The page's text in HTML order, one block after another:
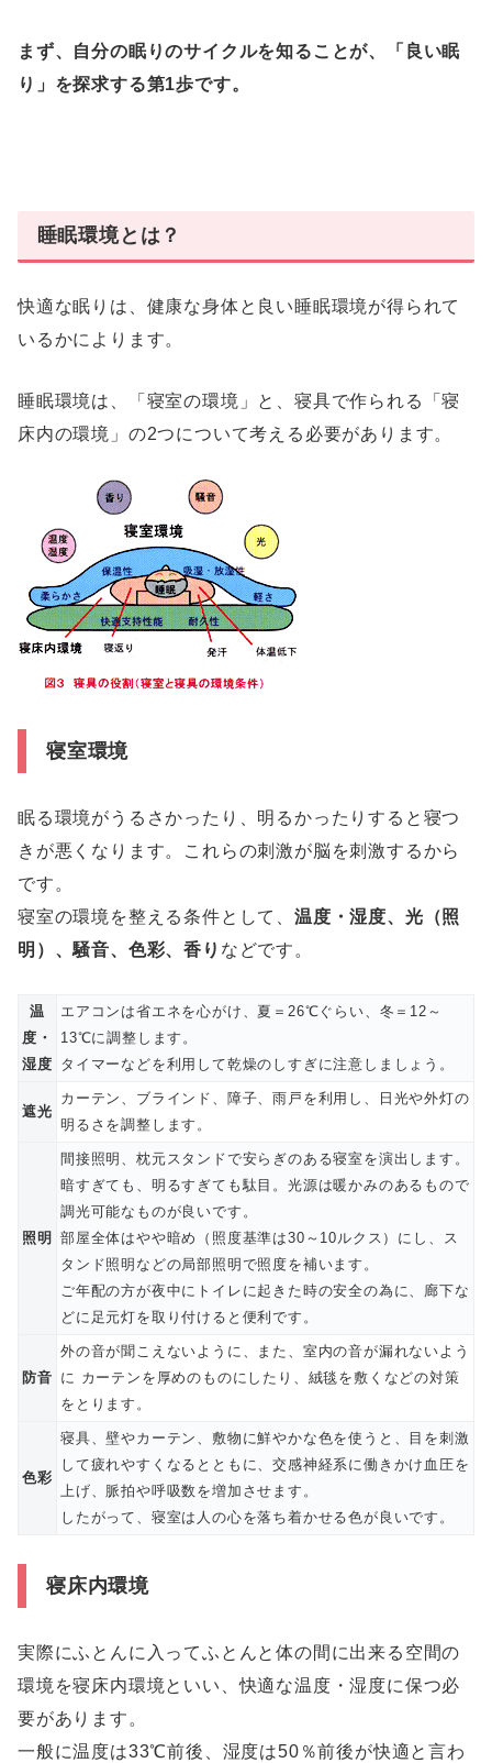
まず、自分の眠りのサイクルを知ることが、「良い眠
り」を探求する第1歩です。
睡眠環境とは？
快適な眠りは、健康な身体と良い睡眠環境が得られて
いるかによります。
睡眠環境は、「寝室の環境」と、寝具で作られる「寝
床内の環境」の2つについて考える必要があります。
寝室環境
眠る環境がうるさかったり、明るかったりすると寝つ
きが悪くなります。これらの刺激が脳を刺激するから
です。
寝室の環境を整える条件として、温度・湿度、光（照
明）、騒音、色彩、香り などです。
温
度・
湿度
エアコンは省エネを心がけ、夏＝26℃ぐらい、冬＝12～
13℃に調整します。
タイマーなどを利用して乾燥のしすぎに注意しましょう。
遮光
カーテン、ブラインド、障子、雨戸を利用し、日光や外灯の
明るさを調整します。
照明
間接照明、枕元スタンドで安らぎのある寝室を演出します。
暗すぎても、明るすぎても駄目。光源は暖かみのあるもので
調光可能なものが良いです。
部屋全体はやや暗め（照度基準は30～10ルクス）にし、ス
タンド照明などの局部照明で照度を補います。
ご年配の方が夜中にトイレに起きた時の安全の為に、廊下な
どに足元灯を取り付けると便利です。
防音
外の音が聞こえないように、また、室内の音が漏れないよう
に カーテンを厚めのものにしたり、絨毯を敷くなどの対策
をとります。
色彩
寝具、壁やカーテン、敷物に鮮やかな色を使うと、目を刺激
して疲れやすくなるとともに、交感神経系に働きかけ血圧を
上げ、脈拍や呼吸数を増加させます。
したがって、寝室は人の心を落ち着かせる色が良いです。
寝床内環境
実際にふとんに入ってふとんと体の間に出来る空間の
環境を寝床内環境といい、快適な温度・湿度に保つ必
要があります。
一般に温度は33℃前後、湿度は50％前後が快適と言わ